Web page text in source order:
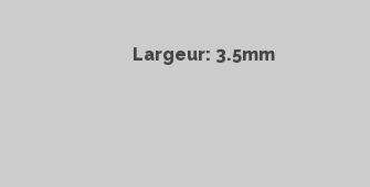
Largeur: 3.5mm